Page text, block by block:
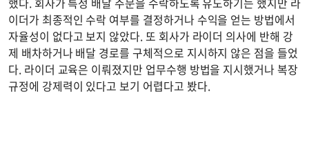
이더가 최종적인 수락 여부를 결정하거나 수익을 얻는 방법에서
자율성이 없다고 보지 않았다. 또 회사가 라이더 의사에 반해 강
제 배차하거나 배달 경로를 구체적으로 지시하지 않은 점을 들었
다. 라이더 교육은 이뤄졌지만 업무수행 방법을 지시했거나 복장
규정에 강제력이 있다고 보기 어렵다고 봤다.